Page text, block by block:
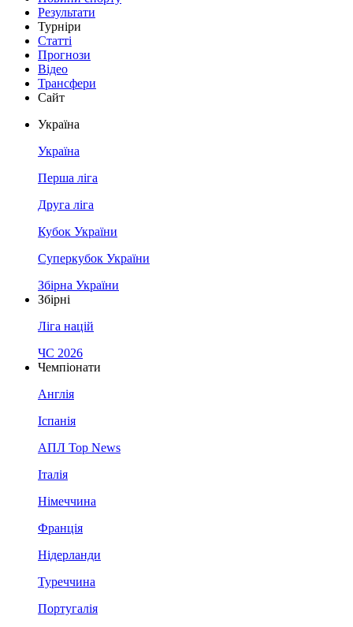
Результати
Турніри
Статті
Прогнози
Відео
Трансфери
Сайт
Україна
Україна
Перша ліга
Друга ліга
Кубок України
Суперкубок України
Збірна України
Збірні
Ліга націй
ЧС 2026
Чемпіонати
Англія
Іспанія
АПЛ Top News
Італія
Німеччина
Франція
Нідерланди
Туреччина
Португалія